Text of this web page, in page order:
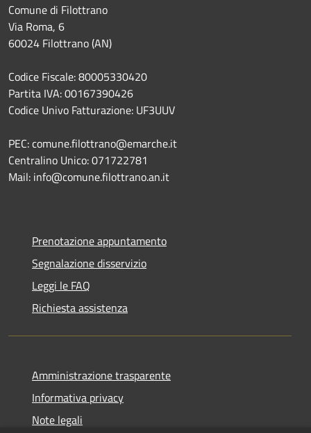
Comune di Filottrano
Via Roma, 6
60024 Filottrano (AN)
Codice Fiscale: 80005330420
Partita IVA: 00167390426
Codice Univo Fatturazione: UF3UUV
PEC: comune.filottrano@emarche.it
Centralino Unico: 071722781
Mail: info@comune.filottrano.an.it
Prenotazione appuntamento
Segnalazione disservizio
Leggi le FAQ
Richiesta assistenza
Amministrazione trasparente
Informativa privacy
Note legali